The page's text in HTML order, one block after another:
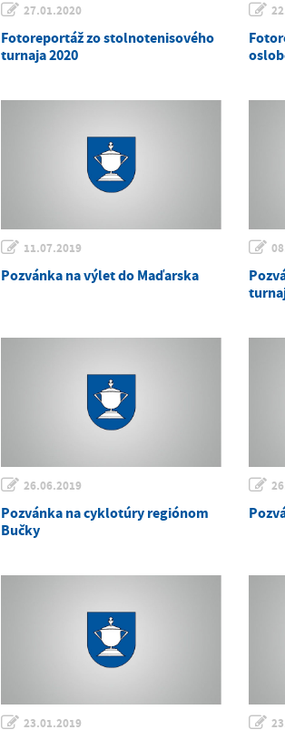
27.01.2020
Fotoreportáž zo stolnotenisového
turnaja 2020
11.07.2019
Pozvánka na výlet do Maďarska
26.06.2019
Pozvánka na cyklotúry regiónom
Bučky
23.01.2019